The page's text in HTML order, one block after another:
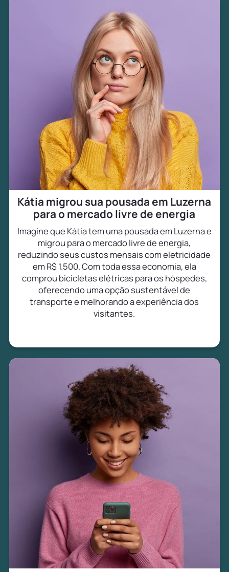
Kátia migrou sua pousada em Luzerna
para o mercado livre de energia
Imagine que Kátia tem uma pousada em Luzerna e
migrou para o mercado livre de energia,
reduzindo seus custos mensais com eletricidade
em R$ 1.500. Com toda essa economia, ela
comprou bicicletas elétricas para os hóspedes,
oferecendo uma opção sustentável de
transporte e melhorando a experiência dos
visitantes.